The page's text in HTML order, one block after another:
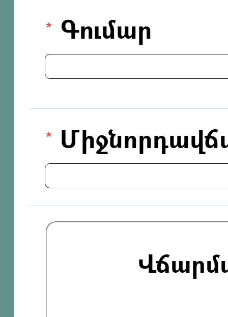
Գումար